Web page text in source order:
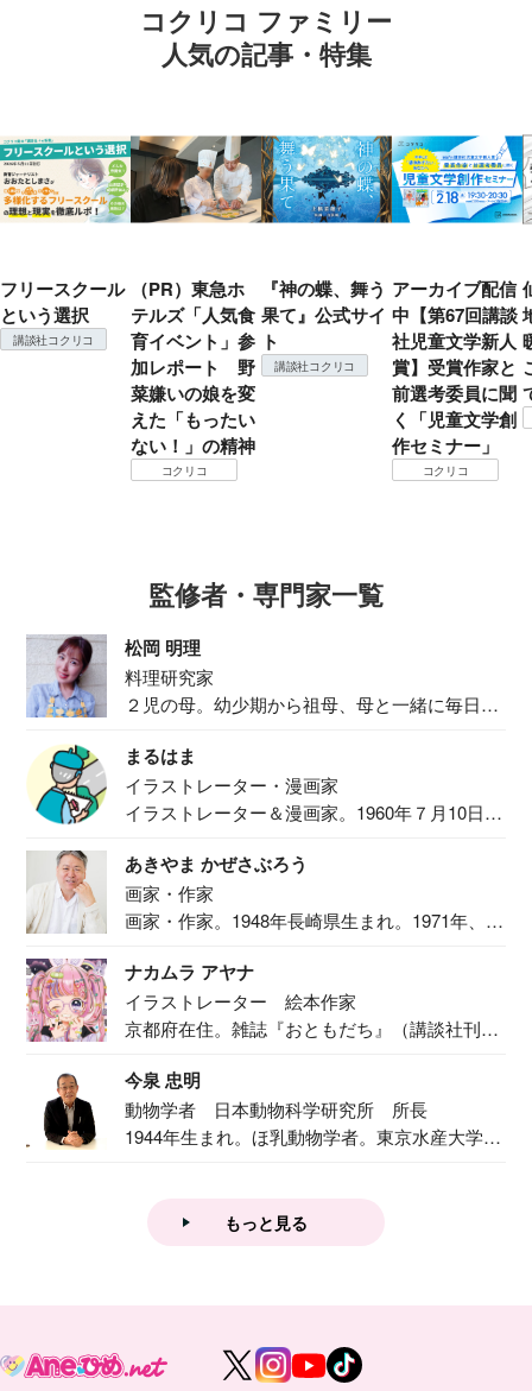
コクリコ ファミリー
人気の記事・特集
フリースクール
という選択
講談社コクリコ
（PR）東急ホ
テルズ「人気食
育イベント」参
加レポート 野
菜嫌いの娘を変
えた「もったい
ない！」の精神
コクリコ
『神の蝶、舞う
果て』公式サイ
ト
講談社コクリコ
アーカイブ配信
中【第67回講談
社児童文学新人
賞】受賞作家と
前選考委員に聞
く「児童文学創
作セミナー」
コクリコ
監修者・専門家一覧
松岡 明理
料理研究家
２児の母。幼少期から祖母、母と一緒に毎日の
まるはま
イラストレーター・漫画家
イラストレーター＆漫画家。1960年７月10日生
あきやま かぜさぶろう
画家・作家
画家・作家。1948年長崎県生まれ。1971年、
ナカムラ アヤナ
イラストレーター 絵本作家
京都府在住。雑誌『おともだち』（講談社刊）
今泉 忠明
動物学者 日本動物科学研究所 所長
1944年生まれ。ほ乳動物学者。東京水産大学卒
もっと見る